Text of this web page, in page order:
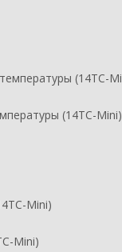
(14ТС-Mini)
Mini)